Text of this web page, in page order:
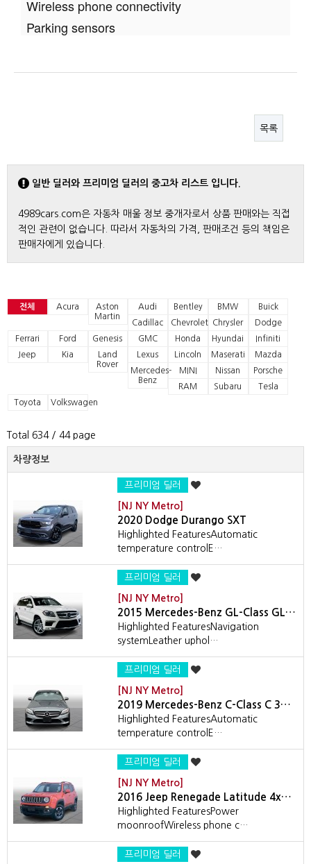
Wireless phone connectivity
Parking sensors
목록
일반 딜러와 프리미엄 딜러의 중고차 리스트 입니다.
4989cars.com은 자동차 매울 정보 중개자로서 상품 판매와는 직접
적인 관련이 없습니다. 따라서 자동차의 가격, 판매조건 등의 책임은
판매자에게 있습니다.
전체 Acura
Aston
Martin
Audi Bentley BMW
Buick
Cadillac
Chevrolet Chrysler
Dodge
Ferrari
Ford Genesis GMC Honda Hyundai
Infiniti
Jeep
Kia
Land
Rover
Lexus Lincoln Maserati
Mazda
Mercedes-
Benz
MINI Nissan
Porsche
RAM
Subaru
Tesla
Toyota
Volkswagen
Total 634/ 44 page
차량정보
프리미엄 딜러
[NJ NY Metro]
2020 Dodge Durango SXT
Highlighted FeaturesAutomatic
temperature controlE…
프리미엄 딜러
[NJ NY Metro]
2015 Mercedes-Benz GL-Class GL…
Highlighted FeaturesNavigation
systemLeather uphol…
프리미엄 딜러
[NJ NY Metro]
2019 Mercedes-Benz C-Class C 3…
Highlighted FeaturesAutomatic
temperature controlE…
프리미엄 딜러
[NJ NY Metro]
2016 Jeep Renegade Latitude 4x…
Highlighted FeaturesPower
moonroofWireless phone c…
프리미엄 딜러